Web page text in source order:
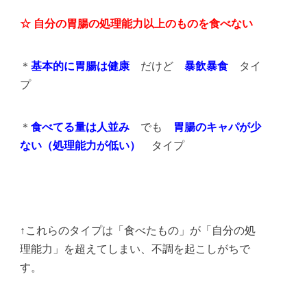
☆ 自分の胃腸の処理能力以上のものを食べない
＊ 基本的に胃腸は健康だけど 暴飲暴食タイ
プ
＊ 食べてる量は人並みでも
胃腸のキャパが少
ない（処理能力が低い）
タイプ
↑これらのタイプは「食べたもの」が「自分の処
理能力」を超えてしまい、不調を起こしがちで
す。